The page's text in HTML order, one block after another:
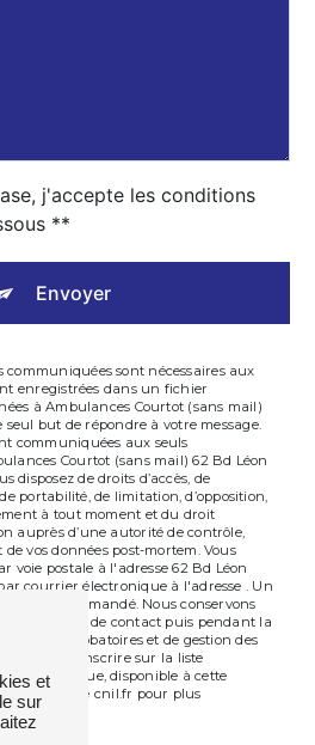
j'accepte les conditions
**
Envoyer
communiquées sont nécessaires aux
enregistrées dans un fichier
à Ambulances Courtot (sans mail)
but de répondre à votre message.
communiquées aux seuls
Courtot (sans mail) 62 Bd Léon
disposez de droits d’accès, de
portabilité, de limitation, d’opposition,
à tout moment et du droit
auprès d’une autorité de contrôle,
vos données post-mortem. Vous
voie postale à l'adresse 62 Bd Léon
courrier électronique à l'adresse . Un
être demandé. Nous conservons
de prise de contact puis pendant la
aux fins probatoires et de gestion des
de vous inscrire sur la liste
téléphonique, disponible à cette
le site cnil.fr pour plus
et
sur